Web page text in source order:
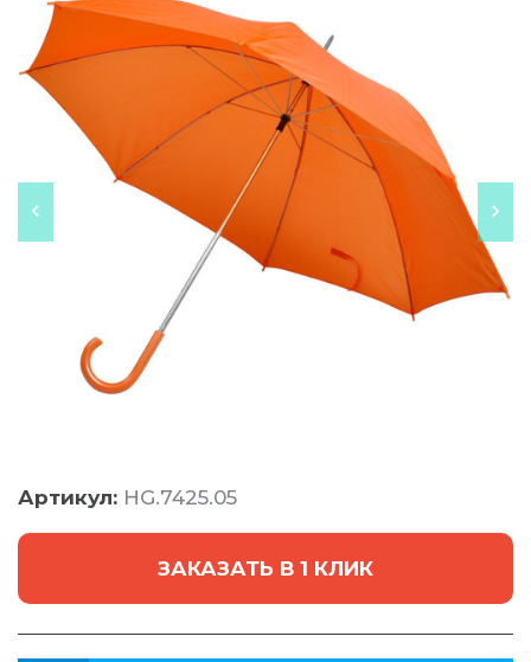
Артикул: HG.7425.05
ЗАКАЗАТЬ В 1 КЛИК